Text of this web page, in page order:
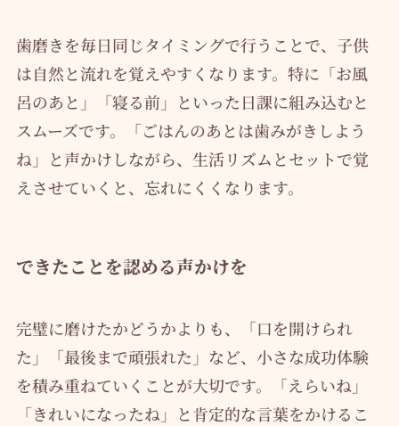
歯磨きを毎日同じタイミングで行うことで、子供
は自然と流れを覚えやすくなります。特に「お風
呂のあと」「寝る前」といった日課に組み込むと
スムーズです。「ごはんのあとは歯みがきしよう
ね」と声かけしながら、生活リズムとセットで覚
えさせていくと、忘れにくくなります。
できたことを認める声かけを
完璧に磨けたかどうかよりも、「口を開けられ
た」「最後まで頑張れた」など、小さな成功体験
を積み重ねていくことが大切です。「えらいね」
「きれいになったね」と肯定的な言葉をかけるこ